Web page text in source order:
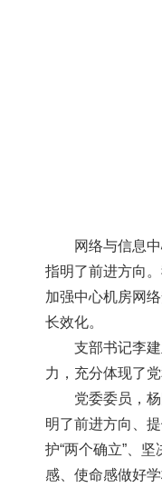
网络与信息中
指明了前进方向
加强中心机房网络
长效化。
支部书记李建
力，充分体现了
党委委员，
明了前进方向、
护“两个确立”、
感、使命感做好